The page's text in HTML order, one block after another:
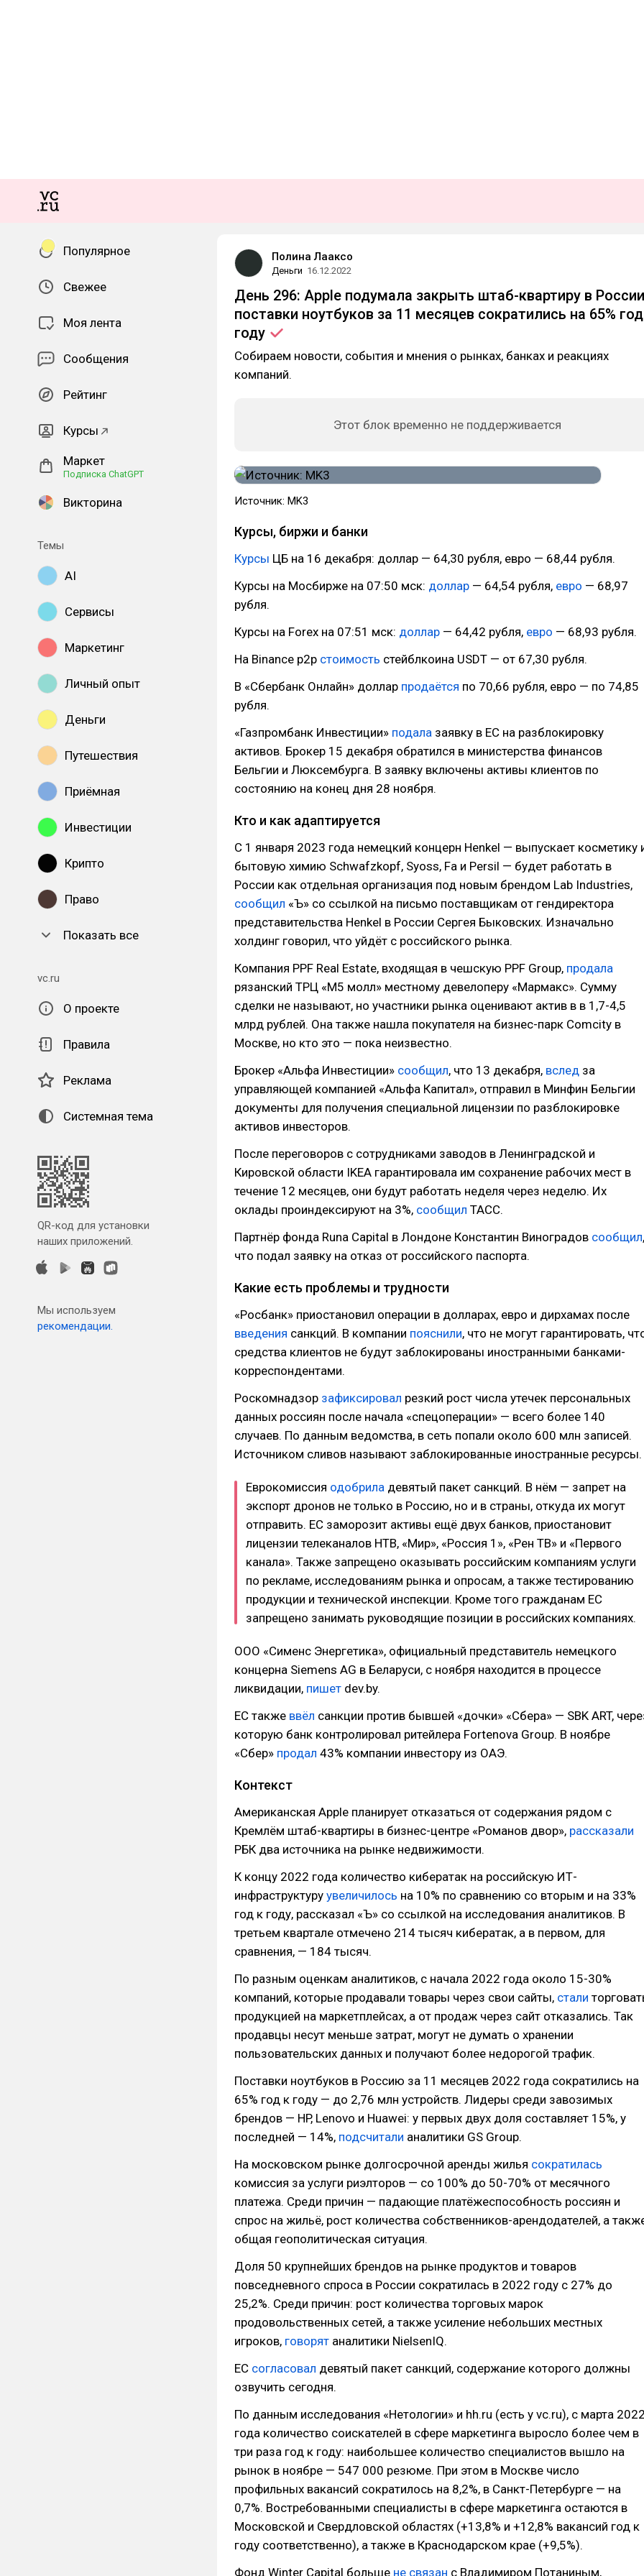
Популярное
Свежее
Моя лента
Сообщения
Рейтинг
Курсы
Маркет
Подписка ChatGPT
Викторина
Темы
AI
Сервисы
Маркетинг
Личный опыт
Деньги
Путешествия
Приёмная
Инвестиции
Крипто
Право
Показать все
vc.ru
О проекте
Правила
Реклама
Системная тема
QR-код для установки
наших приложений.
Мы используем
рекомендации.
Полина Лааксо
Деньги 16.12.2022
День 296: Apple подумала закрыть штаб-квартиру в
поставки ноутбуков за 11 месяцев сократились на 65%
году
Собираем новости, события и мнения о рынках, банках и реакциях
компаний.
Этот блок временно не поддерживается
Источник: MK3
Курсы, биржи и банки
Курсы ЦБ на 16 декабря: доллар — 64,30 рубля, евро — 68,44 рубля.
Курсы на Мосбирже на 07:50 мск: доллар — 64,54 рубля, евро — 68,97
рубля.
Курсы на Forex на 07:51 мск: доллар — 64,42 рубля, евро — 68,93 рубля.
На Binance p2p стоимость стейблкоина USDT — от 67,30 рубля.
В «Сбербанк Онлайн» доллар продаётся по 70,66 рубля, евро — по 74,85
рубля.
«Газпромбанк Инвестиции» подала заявку в ЕС на разблокировку
активов. Брокер 15 декабря обратился в министерства финансов
Бельгии и Люксембурга. В заявку включены активы клиентов по
состоянию на конец дня 28 ноября.
Кто и как адаптируется
С 1 января 2023 года немецкий концерн Henkel — выпускает косметику
бытовую химию Schwafzkopf, Syoss, Fa и Persil — будет работать в
России как отдельная организация под новым брендом Lab Industries,
сообщил «Ъ» со ссылкой на письмо поставщикам от гендиректора
представительства Henkel в России Сергея Быковских. Изначально
холдинг говорил, что уйдёт с российского рынка.
Компания PPF Real Estate, входящая в чешскую PPF Group, продала
рязанский ТРЦ «М5 молл» местному девелоперу «Мармакс». Сумму
сделки не называют, но участники рынка оценивают актив в в 1,7-4,5
млрд рублей. Она также нашла покупателя на бизнес-парк Comcity в
Москве, но кто это — пока неизвестно.
Брокер «Альфа Инвестиции» сообщил, что 13 декабря, вслед за
управляющей компанией «Альфа Капитал», отправил в Минфин Бельгии
документы для получения специальной лицензии по разблокировке
активов инвесторов.
После переговоров с сотрудниками заводов в Ленинградской и
Кировской области IKEA гарантировала им сохранение рабочих мест в
течение 12 месяцев, они будут работать неделя через неделю. Их
оклады проиндексируют на 3%, сообщил ТАСС.
Партнёр фонда Runa Capital в Лондоне Константин Виноградов сообщил,
что подал заявку на отказ от российского паспорта.
Какие есть проблемы и трудности
«Росбанк» приостановил операции в долларах, евро и дирхамах после
введения санкций. В компании пояснили, что не могут гарантировать,
средства клиентов не будут заблокированы иностранными банками-
корреспондентами.
Роскомнадзор зафиксировал резкий рост числа утечек персональных
данных россиян после начала «спецоперации» — всего более 140
случаев. По данным ведомства, в сеть попали около 600 млн записей.
Источником сливов называют заблокированные иностранные ресурсы.
Еврокомиссия одобрила девятый пакет санкций. В нём — запрет на
экспорт дронов не только в Россию, но и в страны, откуда их могут
отправить. ЕС заморозит активы ещё двух банков, приостановит
лицензии телеканалов НТВ, «Мир», «Россия 1», «Рен ТВ» и «Первого
канала». Также запрещено оказывать российским компаниям услуги
по рекламе, исследованиям рынка и опросам, а также тестированию
продукции и технической инспекции. Кроме того гражданам ЕС
запрещено занимать руководящие позиции в российских компаниях.
ООО «Сименс Энергетика», официальный представитель немецкого
концерна Siemens AG в Беларуси, с ноября находится в процессе
ликвидации, пишет dev.by.
ЕС также ввёл санкции против бывшей «дочки» «Сбера» — SBK ART,
которую банк контролировал ритейлера Fortenova Group. В ноябре
«Сбер» продал 43% компании инвестору из ОАЭ.
Контекст
Американская Apple планирует отказаться от содержания рядом с
Кремлём штаб-квартиры в бизнес-центре «Романов двор», рассказали
РБК два источника на рынке недвижимости.
К концу 2022 года количество кибератак на российскую ИТ-
инфраструктуру увеличилось на 10% по сравнению со вторым и на 33%
год к году, рассказал «Ъ» со ссылкой на исследования аналитиков. В
третьем квартале отмечено 214 тысяч кибератак, а в первом, для
сравнения, — 184 тысяч.
По разным оценкам аналитиков, с начала 2022 года около 15-30%
компаний, которые продавали товары через свои сайты, стали
продукцией на маркетплейсах, а от продаж через сайт отказались. Так
продавцы несут меньше затрат, могут не думать о хранении
пользовательских данных и получают более недорогой трафик.
Поставки ноутбуков в Россию за 11 месяцев 2022 года сократились на
65% год к году — до 2,76 млн устройств. Лидеры среди завозимых
брендов — HP, Lenovo и Huawei: у первых двух доля составляет 15%, у
последней — 14%, подсчитали аналитики GS Group.
На московском рынке долгосрочной аренды жилья сократилась
комиссия за услуги риэлторов — со 100% до 50-70% от месячного
платежа. Среди причин — падающие платёжеспособность россиян и
спрос на жильё, рост количества собственников-арендодателей, а
общая геополитическая ситуация.
Доля 50 крупнейших брендов на рынке продуктов и товаров
повседневного спроса в России сократилась в 2022 году с 27% до
25,2%. Среди причин: рост количества торговых марок
продовольственных сетей, а также усиление небольших местных
игроков, говорят аналитики NielsenIQ.
ЕС согласовал девятый пакет санкций, содержание которого должны
озвучить сегодня.
По данным исследования «Нетологии» и hh.ru (есть у vc.ru), с марта
года количество соискателей в сфере маркетинга выросло более чем в
три раза год к году: наибольшее количество специалистов вышло на
рынок в ноябре — 547 000 резюме. При этом в Москве число
профильных вакансий сократилось на 8,2%, в Санкт-Петербурге — на
0,7%. Востребованными специалисты в сфере маркетинга остаются в
Московской и Свердловской областях (+13,8% и +12,8% вакансий год к
году соответственно), а также в Краснодарском крае (+9,5%).
Фонд Winter Capital больше не связан с Владимиром Потаниным,